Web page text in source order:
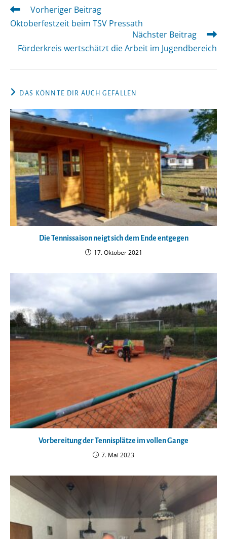
Weitere
Artikel
Vorheriger Beitrag
Oktoberfestzeit beim TSV Pressath
Nächster Beitrag
Förderkreis wertschätzt die Arbeit im Jugendbereich
DAS KÖNNTE DIR AUCH GEFALLEN
Die Tennissaison neigt sich dem Ende entgegen
17. Oktober 2021
Vorbereitung der Tennisplätze im vollen Gange
7. Mai 2023